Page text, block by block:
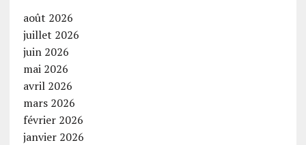
août 2026
juillet 2026
juin 2026
mai 2026
avril 2026
mars 2026
février 2026
janvier 2026